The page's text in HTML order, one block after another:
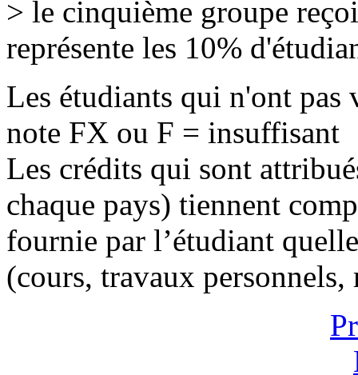
> le cinquième groupe
représente les 10%
Les étudiants qui n'ont pas
note FX ou F = insuffisant
Les crédits qui sont
chaque pays) tiennent
fournie par l’étudiant
(cours, travaux